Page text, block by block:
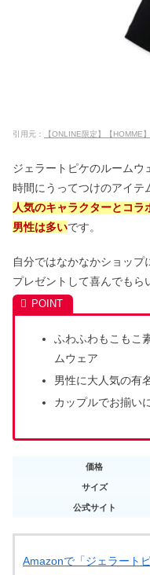
引用元： 【ONLINE限定】【HOMME
ジェラートピケのルームウ
時間にうってつけのアイテ
人気のキャラクターとコ
男性は多いです。
自分ではなかなかショップ
プレゼントして喜んでもら
ふわふわもこもこ
ムウェア
男性に大人気の有
カップルでお揃い
価格
サイズ
公式サイト
Amazonで「ジェラート